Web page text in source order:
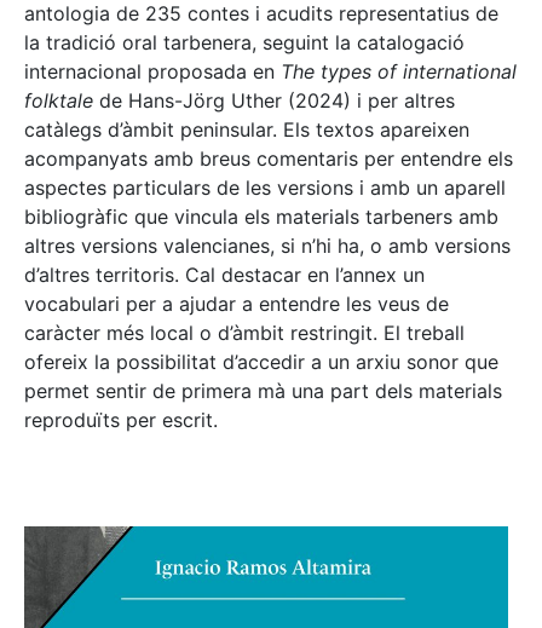
antologia de 235 contes i acudits representatius de
la tradició oral tarbenera, seguint la catalogació
internacional proposada en The types of international
folktale de Hans-Jörg Uther (2024) i per altres
catàlegs d’àmbit peninsular. Els textos apareixen
acompanyats amb breus comentaris per entendre els
aspectes particulars de les versions i amb un aparell
bibliogràfic que vincula els materials tarbeners amb
altres versions valencianes, si n’hi ha, o amb versions
d’altres territoris. Cal destacar en l’annex un
vocabulari per a ajudar a entendre les veus de
caràcter més local o d’àmbit restringit. El treball
ofereix la possibilitat d’accedir a un arxiu sonor que
permet sentir de primera mà una part dels materials
reproduïts per escrit.